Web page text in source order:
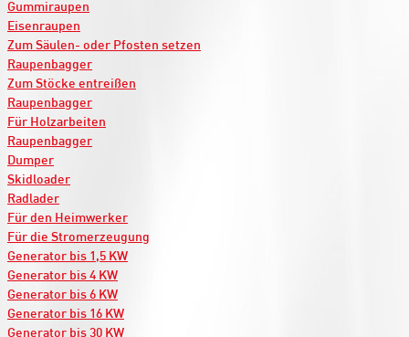
Gummiraupen
Eisenraupen
Zum Säulen- oder Pfosten setzen
Raupenbagger
Zum Stöcke entreißen
Raupenbagger
Für Holzarbeiten
Raupenbagger
Dumper
Skidloader
Radlader
Für den Heimwerker
Für die Stromerzeugung
Generator bis 1,5 KW
Generator bis 4 KW
Generator bis 6 KW
Generator bis 16 KW
Generator bis 30 KW